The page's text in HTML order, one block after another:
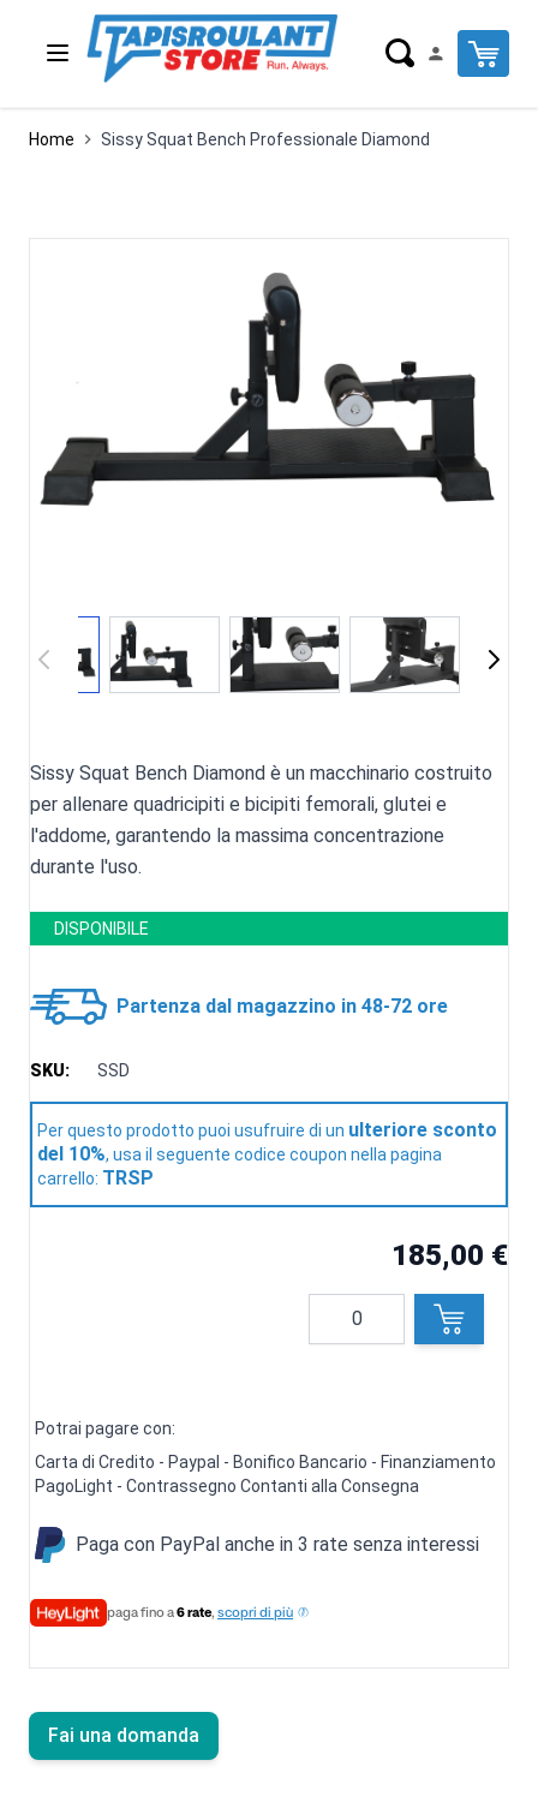
Salta al contenuto
Cart
Home Sissy Squat Bench Professionale Diamond
Sissy Squat Bench Diamond è un macchinario costruito
per allenare quadricipiti e bicipiti femorali, glutei e
l'addome, garantendo la massima concentrazione
durante l'uso.
DISPONIBILE
Partenza dal magazzino in 48-72 ore
SKU: SSD
Per questo prodotto puoi usufruire di un ulteriore sconto
del 10%, usa il seguente codice coupon nella pagina
carrello: TRSP
185,00 €
Quantità
Potrai pagare con:
Carta di Credito - Paypal - Bonifico Bancario - Finanziamento
PagoLight - Contrassegno Contanti alla Consegna
Paga con PayPal anche in 3 rate senza interessi
paga fino a6 rate, scopri di più
Fai una domanda